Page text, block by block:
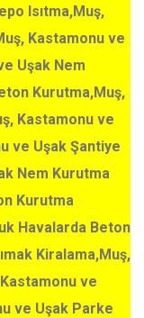
Isıtma,Muş,
Kastamonu ve
Uşak Nem
Kurutma,Muş,
Kastamonu ve
ve Uşak Şantiye
Nem Kurutma
Kurutma
Havalarda Beton
Kiralama,Muş,
ve
ve Uşak Parke